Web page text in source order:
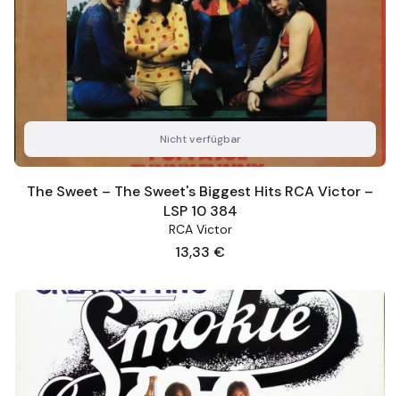
Nicht verfügbar
The Sweet – The Sweet's Biggest Hits RCA Victor –
LSP 10 384
RCA Victor
Preis
13,33 €